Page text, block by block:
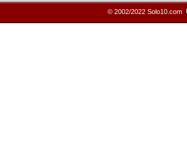
© 2002/2022 Solo10.com